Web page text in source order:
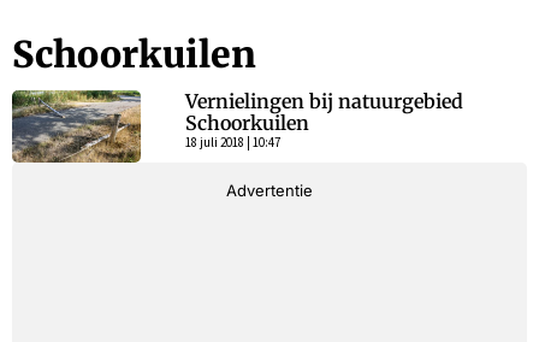
Schoorkuilen
Vernielingen bij natuurgebied
Schoorkuilen
18 juli 2018 | 10:47
Advertentie